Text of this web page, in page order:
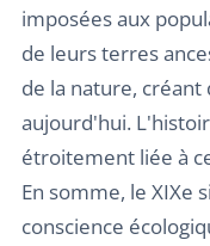
imposées aux
de leurs terres
de la nature,
aujourd'hui.
étroitement liée à
En somme, le XIXe
conscience